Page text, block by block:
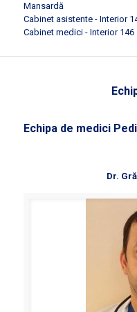
Mansardă
Cabinet asistente - Interior
Cabinet medici - Interior 146
Echipa de medici
Dr.